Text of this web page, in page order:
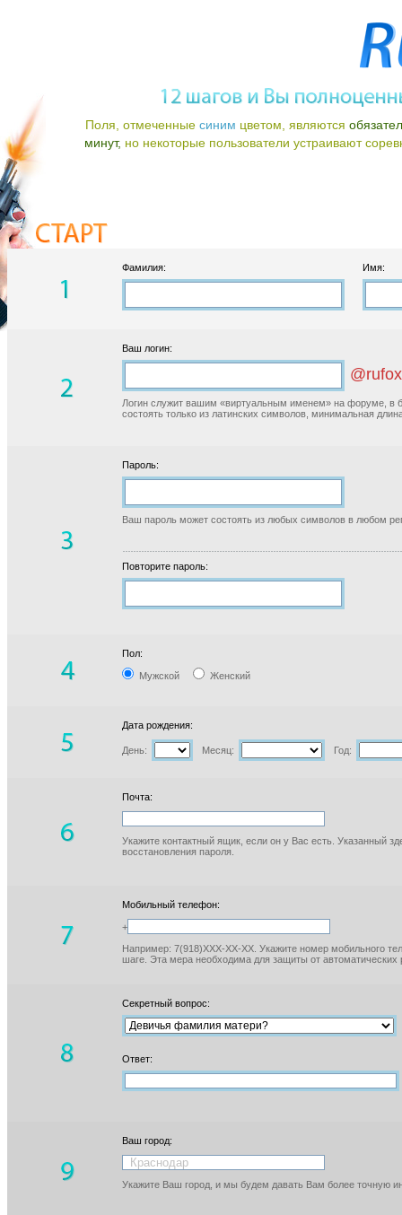
Поля, отмеченные синим цветом, являются
минут, но некоторые пользователи устраивают
Фамилия: Имя:
Ваш логин:
Логин служит вашим «виртуальным именем» на форуме, в
состоять только из латинских символов, минимальная
Пароль:
Ваш пароль может состоять из любых символов в любом
Повторите пароль:
Пол:
Мужской Женский
Дата рождения:
День: Месяц: Год:
Почта:
Укажите контактный ящик, если он у Вас есть. Указанный
восстановления пароля.
Мобильный телефон:
+
Например: 7(918)XXX-XX-XX. Укажите номер мобильного
шаге. Эта мера необходима для защиты от автоматических
Секретный вопрос:
Ответ:
Ваш город:
Укажите Ваш город, и мы будем давать Вам более точную